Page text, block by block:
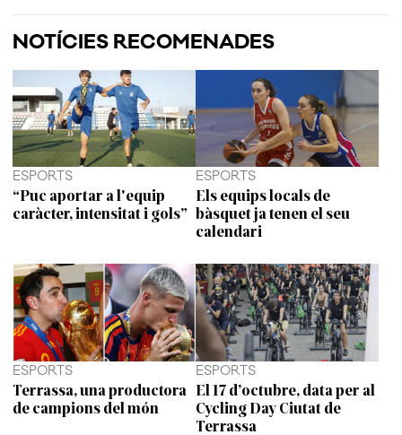
NOTÍCIES RECOMENADES
ESPORTS
“Puc aportar a l'equip
caràcter, intensitat i gols”
ESPORTS
Els equips locals de
bàsquet ja tenen el seu
calendari
ESPORTS
Terrassa, una productora
de campions del món
ESPORTS
El 17 d’octubre, data per al
Cycling Day Ciutat de
Terrassa